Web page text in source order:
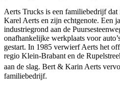
Aerts Trucks is een familiebedrijf
Karel Aerts en zijn echtgenote. Een
industriegrond aan de
onafhankelijke werkplaats voor
gestart. In 1985 verwierf Aerts het
regio Klein-Brabant en de
aan de slag. Bert & Karin Aerts
familiebedrijf.